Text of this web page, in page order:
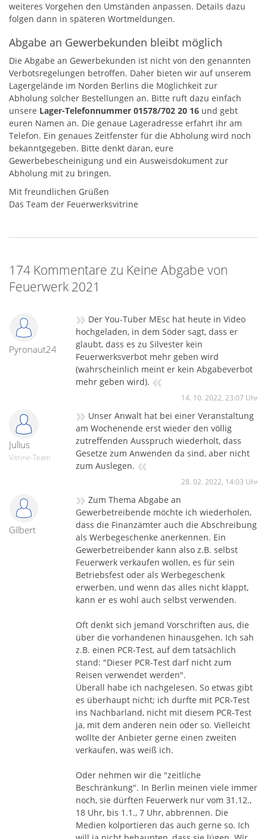
weiteres Vorgehen den Umständen anpassen. Details dazu
folgen dann in späteren Wortmeldungen.
Abgabe an Gewerbekunden bleibt möglich
Die Abgabe an Gewerbekunden ist nicht von den genannten
Verbotsregelungen betroffen. Daher bieten wir auf unserem
Lagergelände im Norden Berlins die Möglichkeit zur
Abholung solcher Bestellungen an. Bitte ruft dazu einfach
unsere Lager-Telefonnummer 01578/702 20 16 und gebt
euren Namen an. Die genaue Lageradresse erfahrt ihr am
Telefon. Ein genaues Zeitfenster für die Abholung wird noch
bekanntgegeben. Bitte denkt daran, eure
Gewerbebescheinigung und ein Ausweisdokument zur
Abholung mit zu bringen.
Mit freundlichen Grüßen
Das Team der Feuerwerksvitrine
174 Kommentare zu Keine Abgabe von
Feuerwerk 2021
Pyronaut24
» Der You-Tuber MEsc hat heute in Video
hochgeladen, in dem Söder sagt, dass er
glaubt, dass es zu Silvester kein
Feuerwerksverbot mehr geben wird
(wahrscheinlich meint er kein Abgabeverbot
mehr geben wird). «
14. 10. 2022, 23:07 Uhr
Julius
Vitrine-Team
» Unser Anwalt hat bei einer Veranstaltung
am Wochenende erst wieder den völlig
zutreffenden Ausspruch wiederholt, dass
Gesetze zum Anwenden da sind, aber nicht
zum Auslegen. «
28. 02. 2022, 14:03 Uhr
Gilbert
» Zum Thema Abgabe an
Gewerbetreibende möchte ich wiederholen,
dass die Finanzämter auch die Abschreibung
als Werbegeschenke anerkennen. Ein
Gewerbetreibender kann also z.B. selbst
Feuerwerk verkaufen wollen, es für sein
Betriebsfest oder als Werbegeschenk
erwerben, und wenn das alles nicht klappt,
kann er es wohl auch selbst verwenden.
Oft denkt sich jemand Vorschriften aus, die
über die vorhandenen hinausgehen. Ich sah
z.B. einen PCR-Test, auf dem tatsächlich
stand: "Dieser PCR-Test darf nicht zum
Reisen verwendet werden".
Überall habe ich nachgelesen. So etwas gibt
es überhaupt nicht; ich durfte mit PCR-Test
ins Nachbarland, nicht mit diesem PCR-Test
ja, mit dem anderen nein oder so. Vielleicht
wollte der Anbieter gerne einen zweiten
verkaufen, was weiß ich.
Oder nehmen wir die "zeitliche
Beschränkung". In Berlin meinen viele immer
noch, sie dürften Feuerwerk nur vom 31.12.,
18 Uhr, bis 1.1., 7 Uhr, abbrennen. Die
Medien kolportieren das auch gerne so. Ich